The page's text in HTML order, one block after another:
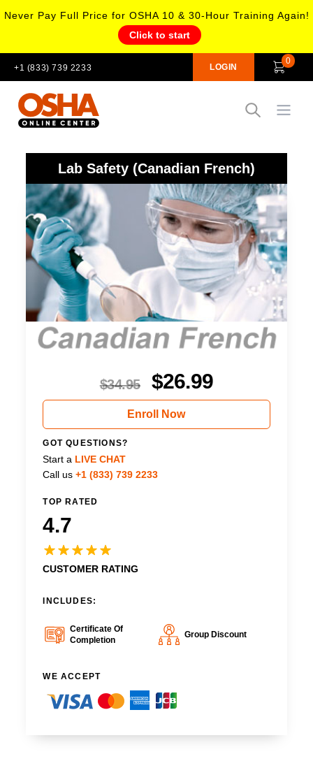
Never Pay Full Price for OSHA 10 & 30-Hour Training Again!
Click to start
+1 (833) 739 2233 LOGIN
0
Open
Lab Safety (Canadian French)
$34.95 $26.99
Enroll Now
GOT QUESTIONS?
Start a LIVE CHAT
Call us +1 (833) 739 2233
TOP RATED
4.7
CUSTOMER RATING
INCLUDES:
Certificate Of
Completion
Group Discount
WE ACCEPT